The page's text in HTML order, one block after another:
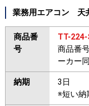
業務用エアコン
商品番
号
TT-
商品番
ーカー
納期
3日
※短い納